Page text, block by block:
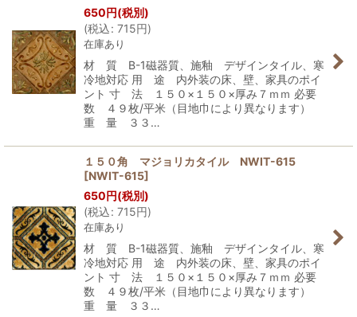
650円(税別)
(税込: 715円)
在庫あり
材 質 B-1磁器質、施釉 デザインタイル、寒
冷地対応 用 途 内外装の床、壁、家具のポイ
ント 寸 法 １５０×１５０×厚み７ｍｍ 必要
数 ４９枚/平米（目地巾により異なります）
重 量 ３３…
１５０角 マジョリカタイル NWIT-615
[NWIT-615]
650円(税別)
(税込: 715円)
在庫あり
材 質 B-1磁器質、施釉 デザインタイル、寒
冷地対応 用 途 内外装の床、壁、家具のポイ
ント 寸 法 １５０×１５０×厚み７ｍｍ 必要
数 ４９枚/平米（目地巾により異なります）
重 量 ３３…